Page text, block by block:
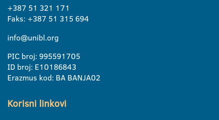
+387 51 321 171
Faks: +387 51 315 694
info@unibl.org
PIC broj: 995591705
ID broj: E10186843
Erazmus kod: BA BANJA02
Korisni linkovi